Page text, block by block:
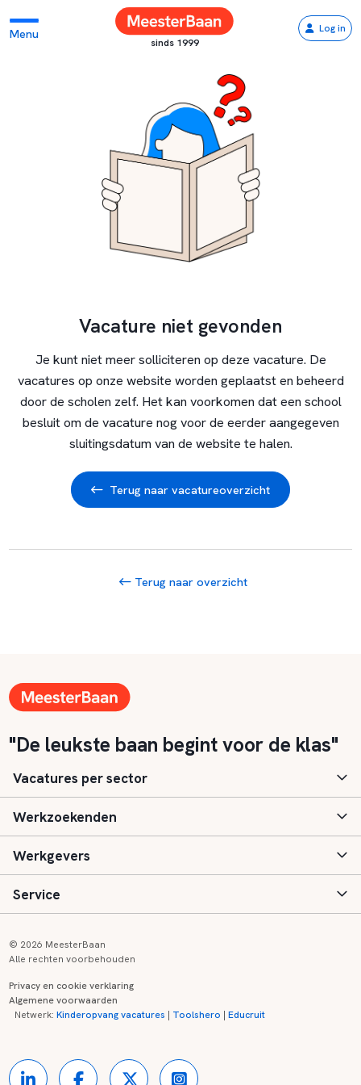
Menu
sinds 1999
Log in
Vacature niet gevonden
Je kunt niet meer solliciteren op deze vacature. De
vacatures op onze website worden geplaatst en beheerd
door de scholen zelf. Het kan voorkomen dat een school
besluit om de vacature nog voor de eerder aangegeven
sluitingsdatum van de website te halen.
Terug naar vacatureoverzicht
Terug naar overzicht
"De leukste baan begint voor de klas"
Vacatures per sector
Basisonderwijs
Speciaal (basis) onderwijs
Voortgezet onderwijs
Kinderopvang
Werkzoekenden
Aanmelden
Vacatures
Zij-instroom informatie
Werkgevers
Inloggen
Registreren
Service
Onderwijs links
© 2026 MeesterBaan
Alle rechten voorbehouden
Privacy en cookie verklaring
Algemene voorwaarden
Netwerk:Kinderopvang vacatures | Toolshero |Educruit